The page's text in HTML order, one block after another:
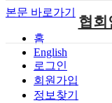
본문 바로가기
홈
English
로그인
회원가입
정보찾기
협회